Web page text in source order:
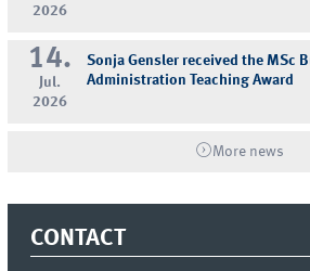
2026
14.
Jul.
2026
Sonja Gensler received the MSc
Administration Teaching Award
More news
CONTACT